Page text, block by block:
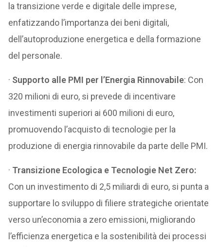
la transizione verde e digitale delle imprese,
enfatizzando l’importanza dei beni digitali,
dell’autoproduzione energetica e della formazione
del personale.
· Supporto alle PMI per l’Energia Rinnovabile: Con
320 milioni di euro, si prevede di incentivare
investimenti superiori ai 600 milioni di euro,
promuovendo l’acquisto di tecnologie per la
produzione di energia rinnovabile da parte delle PMI.
· Transizione Ecologica e Tecnologie Net Zero:
Con un investimento di 2,5 miliardi di euro, si punta a
supportare lo sviluppo di filiere strategiche orientate
verso un’economia a zero emissioni, migliorando
l’efficienza energetica e la sostenibilità dei processi